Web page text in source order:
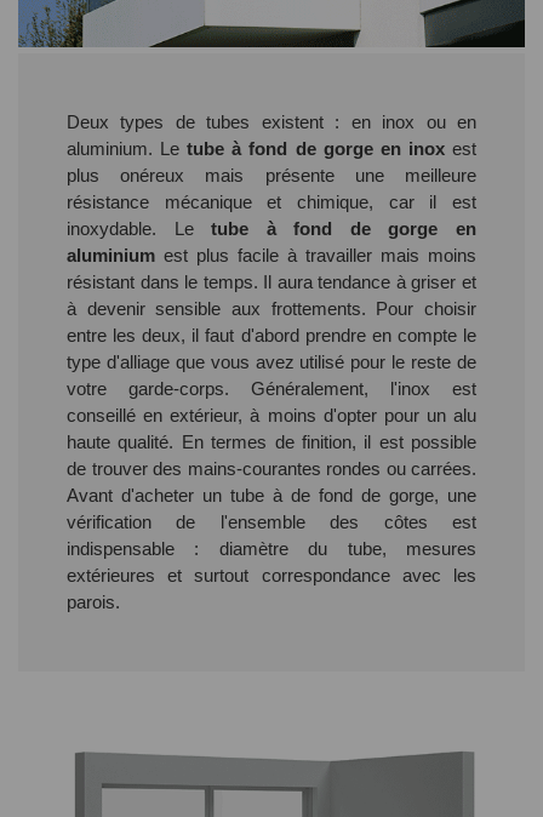
Deux types de tubes existent : en inox ou en
aluminium. Letube à fond de gorge en inoxest
plus onéreux mais présente une meilleure
résistance mécanique et chimique, car il est
inoxydable. Letube à fond de gorge en
aluminium est plus facile à travailler mais moins
résistant dans le temps. Il aura tendance à griser et
à devenir sensible aux frottements. Pour choisir
entre les deux, il faut d'abord prendre en compte le
type d'alliage que vous avez utilisé pour le reste de
votre garde-corps. Généralement, l'inox est
conseillé en extérieur, à moins d'opter pour un alu
haute qualité. En termes de finition, il est possible
de trouver des mains-courantes rondes ou carrées.
Avant d'acheter un tube à de fond de gorge, une
vérification de l'ensemble des côtes est
indispensable : diamètre du tube, mesures
extérieures et surtout correspondance avec les
parois.